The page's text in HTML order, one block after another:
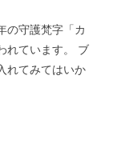
の守護梵字「カ
れています。 ブ
れてみてはいか